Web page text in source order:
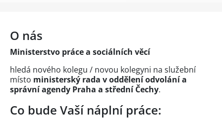
O nás
Ministerstvo práce a sociálních věcí
hledá nového kolegu / novou kolegyni na služební
místo ministerský rada v oddělení odvolání a
správní agendy Praha a střední Čechy.
Co bude Vaší náplní práce: